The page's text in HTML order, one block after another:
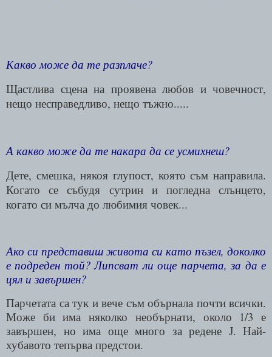
Какво може да те разплаче?
Щастлива сцена на проявена любов и човечност,
нещо несправедливо, нещо тъжно.....
А какво може да те накара да се усмихнеш?
Дете, смешка, някоя глупост, която съм направила.
Когато се събудя сутрин и погледна слънцето,
когато си мълча до любимия човек...
Ако си представиш живота си като пъзел, доколко
е подреден той? Липсват ли още парчета, за да е
цял и завършен?
Парчетата са тук и вече съм обърнала почти всички.
Може би има няколко необърнати, около 1/3 е
завършен, но има още много за редене J. Най-
хубавото тепърва предстои.